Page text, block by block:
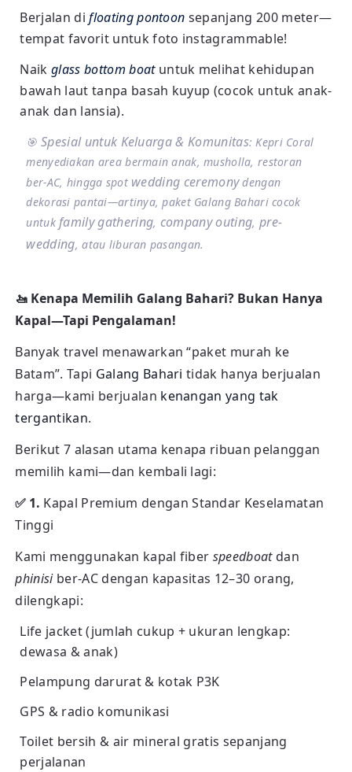
Berjalan difloating pontoon sepanjang 200 meter—
tempat favorit untuk foto instagrammable!
Naikglass bottom boatuntuk melihat kehidupan
bawah laut tanpa basah kuyup (cocok untuk anak-
anak dan lansia).
🎯Spesial untuk Keluarga & Komunitas: Kepri Coral
menyediakan area bermain anak, musholla, restoran
ber-AC, hingga spot wedding ceremonydengan
dekorasi pantai—artinya, paket Galang Bahari cocok
untuk family gathering, company outing, pre-
wedding, atau liburan pasangan.
🚤 Kenapa Memilih Galang Bahari? Bukan Hanya
Kapal—Tapi Pengalaman!
Banyak travel menawarkan “paket murah ke
Batam”. Tapi Galang Bahari tidak hanya berjualan
harga—kami berjualan kenangan yang tak
tergantikan.
Berikut 7 alasan utama kenapa ribuan pelanggan
memilih kami—dan kembali lagi:
✅ 1. Kapal Premium dengan Standar Keselamatan
Tinggi
Kami menggunakan kapal fiber speedboatdan
phinisiber-AC dengan kapasitas 12–30 orang,
dilengkapi:
Life jacket (jumlah cukup + ukuran lengkap:
dewasa & anak)
Pelampung darurat & kotak P3K
GPS & radio komunikasi
Toilet bersih & air mineral gratis sepanjang
perjalanan